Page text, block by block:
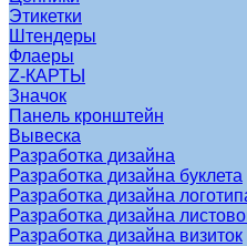
Этикетки
Штендеры
Флаеры
Z-КАРТЫ
Значок
Панель кронштейн
Вывеска
Разработка дизайна
Разработка дизайна буклета
Разработка дизайна
Разработка дизайна
Разработка дизайна визиток